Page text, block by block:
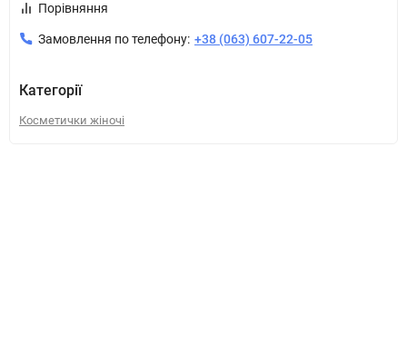
Порівняння
Замовлення по телефону: +38 (063) 607-22-05
Категорії
Косметички жіночі